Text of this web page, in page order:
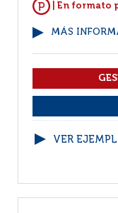
| En formato
MÁS
VER